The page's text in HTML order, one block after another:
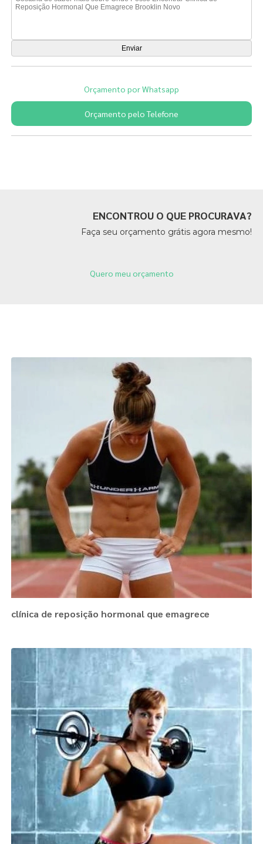
Orçamento por Whatsapp
Orçamento pelo Telefone
ENCONTROU O QUE PROCURAVA?
Faça seu orçamento grátis agora mesmo!
Quero meu orçamento
clínica de reposição hormonal que emagrece